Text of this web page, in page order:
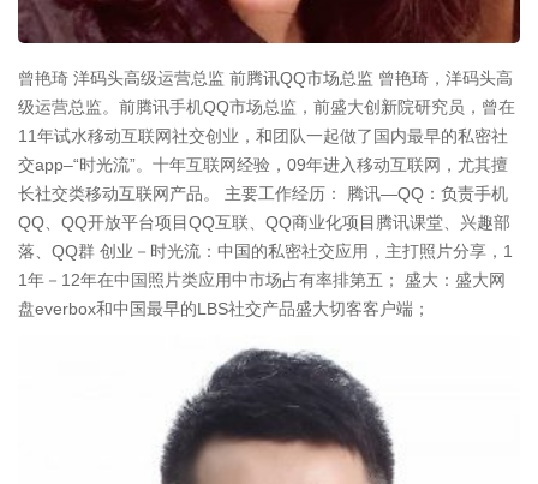
曾艳琦 洋码头高级运营总监 前腾讯QQ市场总监 曾艳琦，洋码头高
级运营总监。前腾讯手机QQ市场总监，前盛大创新院研究员，曾在
11年试水移动互联网社交创业，和团队一起做了国内最早的私密社
交app–“时光流”。十年互联网经验，09年进入移动互联网，尤其擅
长社交类移动互联网产品。 主要工作经历： 腾讯—QQ：负责手机
QQ、QQ开放平台项目QQ互联、QQ商业化项目腾讯课堂、兴趣部
落、QQ群 创业－时光流：中国的私密社交应用，主打照片分享，1
1年－12年在中国照片类应用中市场占有率排第五； 盛大：盛大网
盘everbox和中国最早的LBS社交产品盛大切客客户端；